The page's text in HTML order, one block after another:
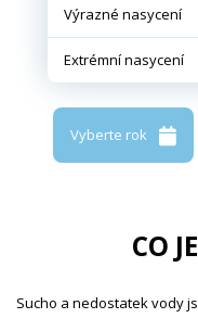
Výrazné nasycení
Extrémní nasycení
Vyberte rok
CO
Sucho a nedostatek vody